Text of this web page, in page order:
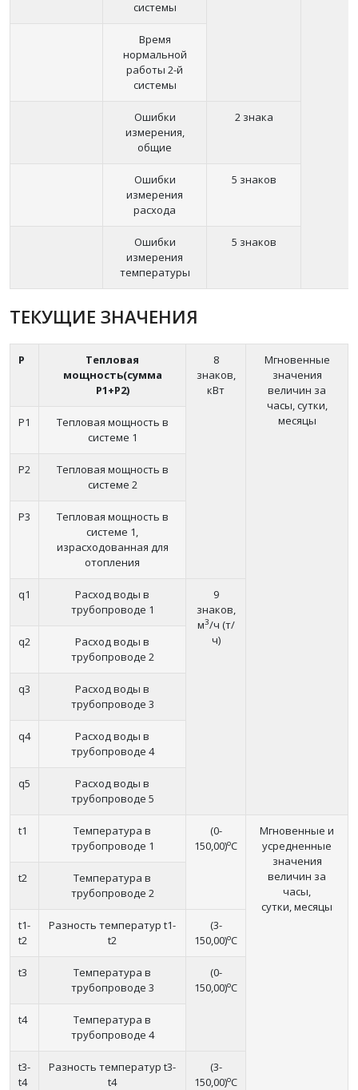
системы
Время
нормальной
работы 2-й
системы
Ошибки
измерения,
общие
2 знака
Ошибки
измерения
расхода
5 знаков
Ошибки
измерения
температуры
5 знаков
ТЕКУЩИЕ ЗНАЧЕНИЯ
P
Тепловая
мощность(сумма
Р1+Р2)
8
знаков,
кВт
Мгновенные
значения
величин за
часы, сутки,
месяцы
P1
Тепловая мощность в
системе 1
P2
Тепловая мощность в
системе 2
P3
Тепловая мощность в
системе 1,
израсходованная для
отопления
q1
Расход воды в
трубопроводе 1
9
знаков,
м3/ч (т/
ч)
q2
Расход воды в
трубопроводе 2
q3
Расход воды в
трубопроводе 3
q4
Расход воды в
трубопроводе 4
q5
Расход воды в
трубопроводе 5
t1
Температура в
трубопроводе 1
(0-
150,00)oC
Мгновенные и
усредненные
значения
величин за
часы,
сутки, месяцы
t2
Температура в
трубопроводе 2
t1-
t2
Разность температур t1-
t2
(3-
150,00)oC
t3
Температура в
трубопроводе 3
(0-
150,00)oC
t4
Температура в
трубопроводе 4
t3-
t4
Разность температур t3-
t4
(3-
150,00)oC